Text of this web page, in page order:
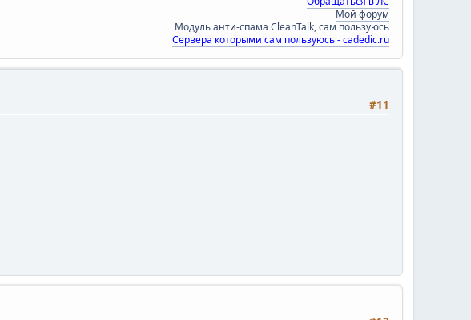
Мой форум
Модуль анти-спама CleanTalk, сам пользуюсь
Сервера которыми сам пользуюсь - cadedic.ru
#11